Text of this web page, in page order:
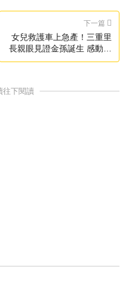
下一篇
女兒救護車上急產！三重里
長親眼見證金孫誕生 感動致
謝消防員
往下閱讀